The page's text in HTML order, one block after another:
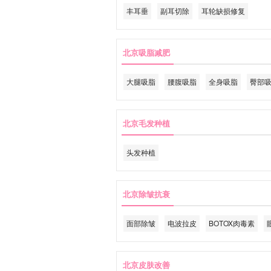
丰耳垂 副耳切除 耳轮缺损修复
北京吸脂减肥
大腿吸脂 腰腹吸脂 全身吸脂 臀部
北京毛发种植
头发种植
北京除皱抗衰
面部除皱 电波拉皮 BOTOX肉毒素
北京皮肤改善